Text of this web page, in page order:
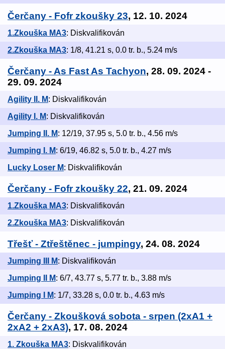
Čerčany - Fofr zkoušky 23, 12. 10. 2024
1.Zkouška MA3: Diskvalifikován
2.Zkouška MA3: 1/8, 41.21 s, 0.0 tr. b., 5.24 m/s
Čerčany - As Fast As Tachyon, 28. 09. 2024 -
29. 09. 2024
Agility II. M: Diskvalifikován
Agility I. M: Diskvalifikován
Jumping II. M: 12/19, 37.95 s, 5.0 tr. b., 4.56 m/s
Jumping I. M: 6/19, 46.82 s, 5.0 tr. b., 4.27 m/s
Lucky Loser M: Diskvalifikován
Čerčany - Fofr zkoušky 22, 21. 09. 2024
1.Zkouška MA3: Diskvalifikován
2.Zkouška MA3: Diskvalifikován
Třešť - Ztřeštěnec - jumpingy, 24. 08. 2024
Jumping III M: Diskvalifikován
Jumping II M: 6/7, 43.77 s, 5.77 tr. b., 3.88 m/s
Jumping I M: 1/7, 33.28 s, 0.0 tr. b., 4.63 m/s
Čerčany - Zkoušková sobota - srpen (2xA1 +
2xA2 + 2xA3), 17. 08. 2024
1. Zkouška MA3: Diskvalifikován